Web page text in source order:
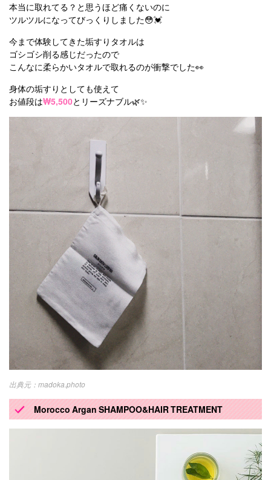
本当に取れてる？と思うほど痛くないのに
ツルツルになってびっくりしました😳💓
今まで体験してきた垢すりタオルは
ゴシゴシ削る感じだったので
こんなに柔らかいタオルで取れるのが衝撃でした👀
身体の垢すりとしても使えて
お値段は₩5,500とリーズナブル🌿✨
madoka.photo
Morocco Argan SHAMPOO&HAIR TREATMENT